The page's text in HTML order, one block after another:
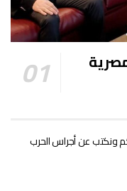
ونكتب عن أجراس الحرب